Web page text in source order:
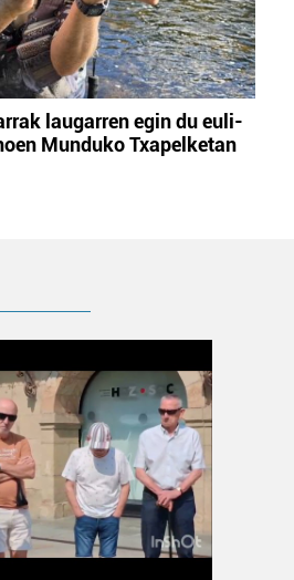
laugarren egin du euli-
Munduko Txapelketan